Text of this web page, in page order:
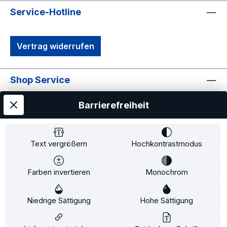
Waist12.87514.12515.37517.37519.375Hip13.
59.12510.12511.125Inseam31.53232.53333.5
Service-Hotline
Vertrag widerrufen
Shop Service
Informationen
Versandkosten
und ggf. Nachnahmegebühren, wenn
nicht anders angegeben.
Text vergrößern Hochkontrastmodus
Farben invertieren Monochrom
Niedrige Sättigung Hohe Sättigung
Barrierefreiheit